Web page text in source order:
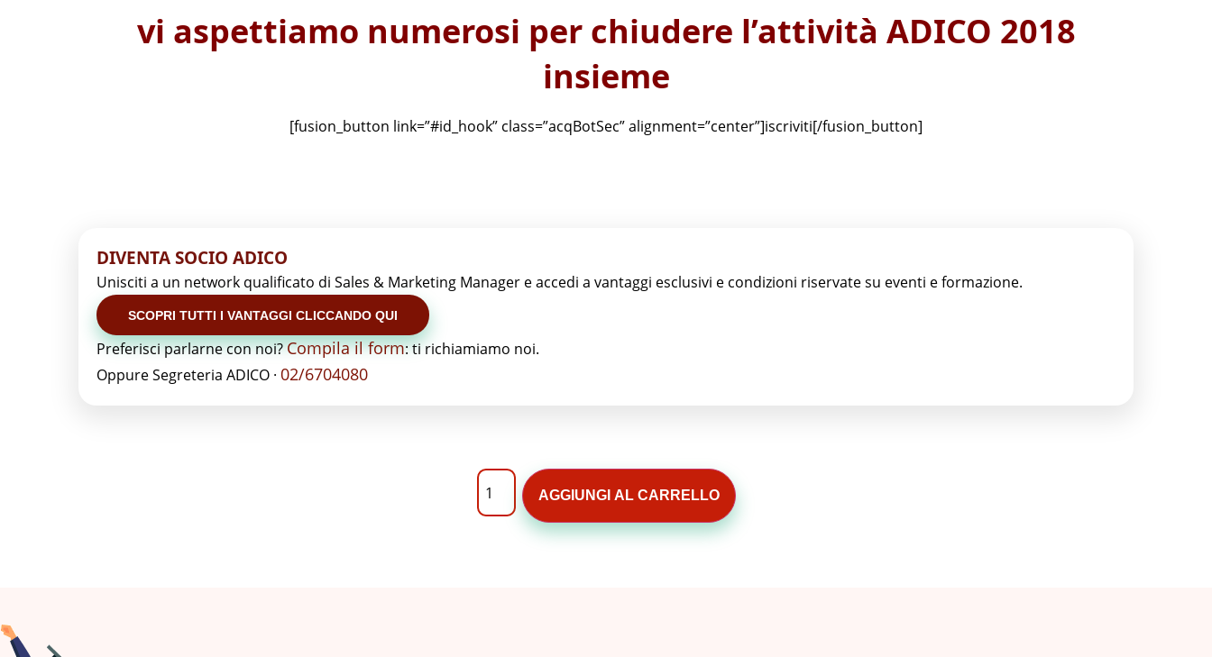
vi aspettiamo numerosi per chiudere l’attività ADICO 2018
insieme
[fusion_button link=”#id_hook” class=”acqBotSec” alignment=”center”]iscriviti[/fusion_button]
DIVENTA SOCIO ADICO
Unisciti a un network qualificato di Sales & Marketing Manager e accedi a vantaggi esclusivi e condizioni riservate su eventi e formazione.
SCOPRI TUTTI I VANTAGGI CLICCANDO QUI
Preferisci parlarne con noi?Compila il form: ti richiamiamo noi.
Oppure Segreteria ADICO · 02/6704080
AGGIUNGI AL CARRELLO